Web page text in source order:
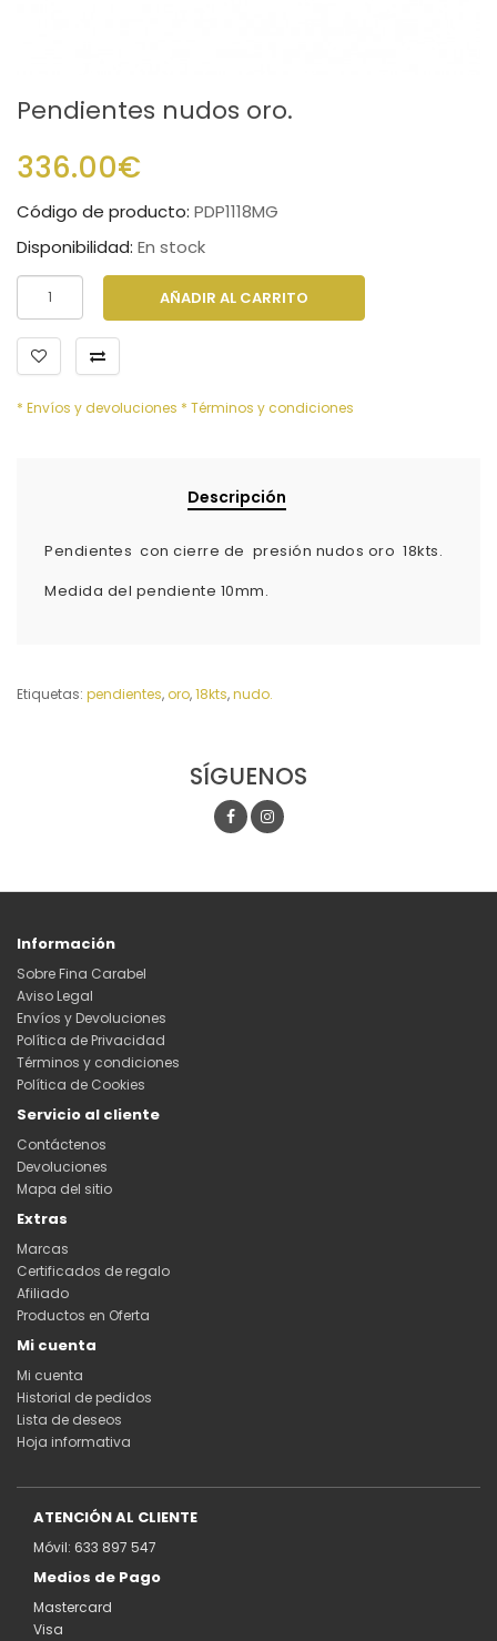
Pendientes nudos oro.
336.00€
Código de producto: PDP1118MG
Disponibilidad: En stock
AÑADIR AL CARRITO
* Envíos y devoluciones * Términos y condiciones
Descripción
Pendientes con cierre de presión nudos oro 18kts.
Medida del pendiente 10mm.
Etiquetas: pendientes, oro,18kts,nudo.
SÍGUENOS
Información
Sobre Fina Carabel
Aviso Legal
Envíos y Devoluciones
Política de Privacidad
Términos y condiciones
Política de Cookies
Servicio al cliente
Contáctenos
Devoluciones
Mapa del sitio
Extras
Marcas
Certificados de regalo
Afiliado
Productos en Oferta
Mi cuenta
Mi cuenta
Historial de pedidos
Lista de deseos
Hoja informativa
ATENCIÓN AL CLIENTE
Móvil: 633 897 547
Medios de Pago
Mastercard
Visa